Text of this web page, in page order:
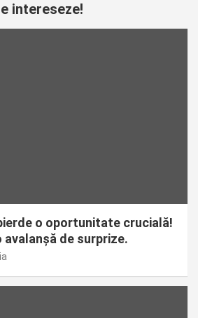
intereseze!
o oportunitate crucială!
de surprize.